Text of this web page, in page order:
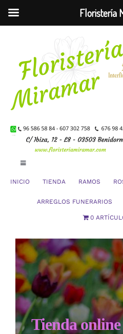
contenido
Toggle
Checkout
Politica de privacidad
INICIO TIENDA RAMOS
ARREGLOS FUNERARIOS
0
Tienda online
Floristería